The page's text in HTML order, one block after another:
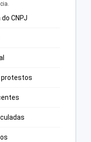
CNPJ
protestos